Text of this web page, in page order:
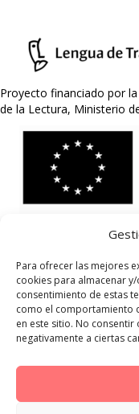
Para ofrecer las mejores
cookies para almacenar
consentimiento de estas
como el comportamiento
en este sitio. No
negativamente a ciertas
Proyecto financiado por
de la Lectura, Ministerio